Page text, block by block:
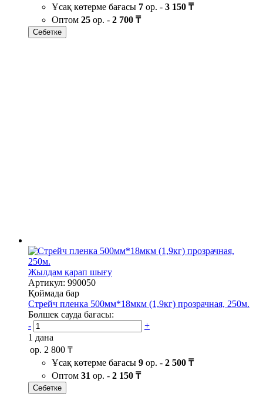
Ұсақ көтерме бағасы 7 ор. - 3 150 ₸
Оптом 25 ор. - 2 700 ₸
Себетке
Жылдам қарап шығу
Артикул: 990050
Қоймада бар
Стрейч пленка 500мм*18мкм (1,9кг) прозрачная, 250м.
Бөлшек сауда бағасы:
-
+
1 дана
ор. 2 800 ₸
Ұсақ көтерме бағасы 9 ор. - 2 500 ₸
Оптом 31 ор. - 2 150 ₸
Себетке